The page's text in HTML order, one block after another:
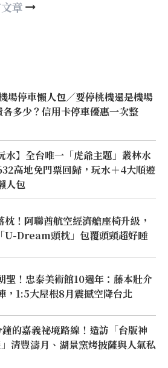
章
場停車懶人包／要停桃機還是機場
多少？信用卡停車優惠一次整
水】全台唯一「虎爺主題」叢林水
高地免門票回歸，玩水＋4大順遊
人包
枕！阿聯酋航空經濟艙座椅升級，
U-Dream頭枕」包覆頭頸超好睡
聖！忠泰美術館10週年：藤本壯介
，1:5大屋根8月震撼空降台北
的嘉義祕境路線！造訪「台版神
清豐濤月、湖景窯烤披薩與人氣私